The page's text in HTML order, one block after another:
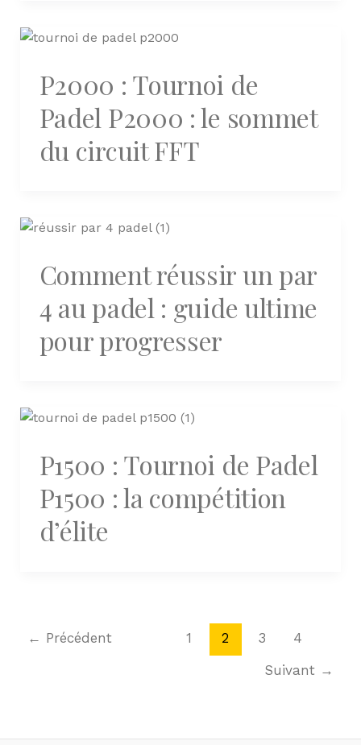
P2000 : Tournoi de
Padel P2000 : le sommet
du circuit FFT
Comment réussir un par
4 au padel : guide ultime
pour progresser
P1500 : Tournoi de Padel
P1500 : la compétition
d’élite
← Précédent 1 2 3
4
Suivant →